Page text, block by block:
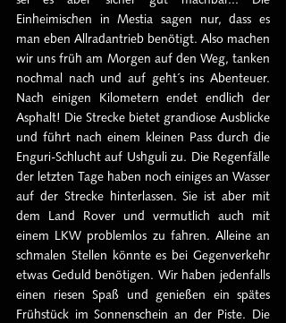
Einheimischen in Mestia sagen nur, dass es
man eben Allradantrieb benötigt. Also machen
wir uns früh am Morgen auf den Weg, tanken
nochmal nach und auf geht´s ins Abenteuer.
Nach einigen Kilometern endet endlich der
Asphalt! Die Strecke bietet grandiose Ausblicke
und führt nach einem kleinen Pass durch die
Enguri-Schlucht auf Ushguli zu. Die Regenfälle
der letzten Tage haben noch einiges an Wasser
auf der Strecke hinterlassen. Sie ist aber mit
dem Land Rover und vermutlich auch mit
einem LKW problemlos zu fahren. Alleine an
schmalen Stellen könnte es bei Gegenverkehr
etwas Geduld benötigen. Wir haben jedenfalls
einen riesen Spaß und genießen ein spätes
Frühstück im Sonnenschein an der Piste. Die